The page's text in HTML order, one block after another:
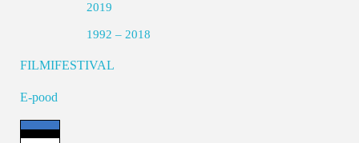
2019
1992 – 2018
FILMIFESTIVAL
E-pood